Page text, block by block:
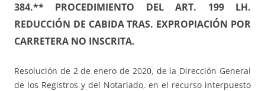
384.** PROCEDIMIENTO DEL ART. 199 LH.
REDUCCIÓN DE CABIDA TRAS. EXPROPIACIÓN POR
CARRETERA NO INSCRITA.
Resolución de 2 de enero de 2020, de la Dirección General
de los Registros y del Notariado, en el recurso interpuesto